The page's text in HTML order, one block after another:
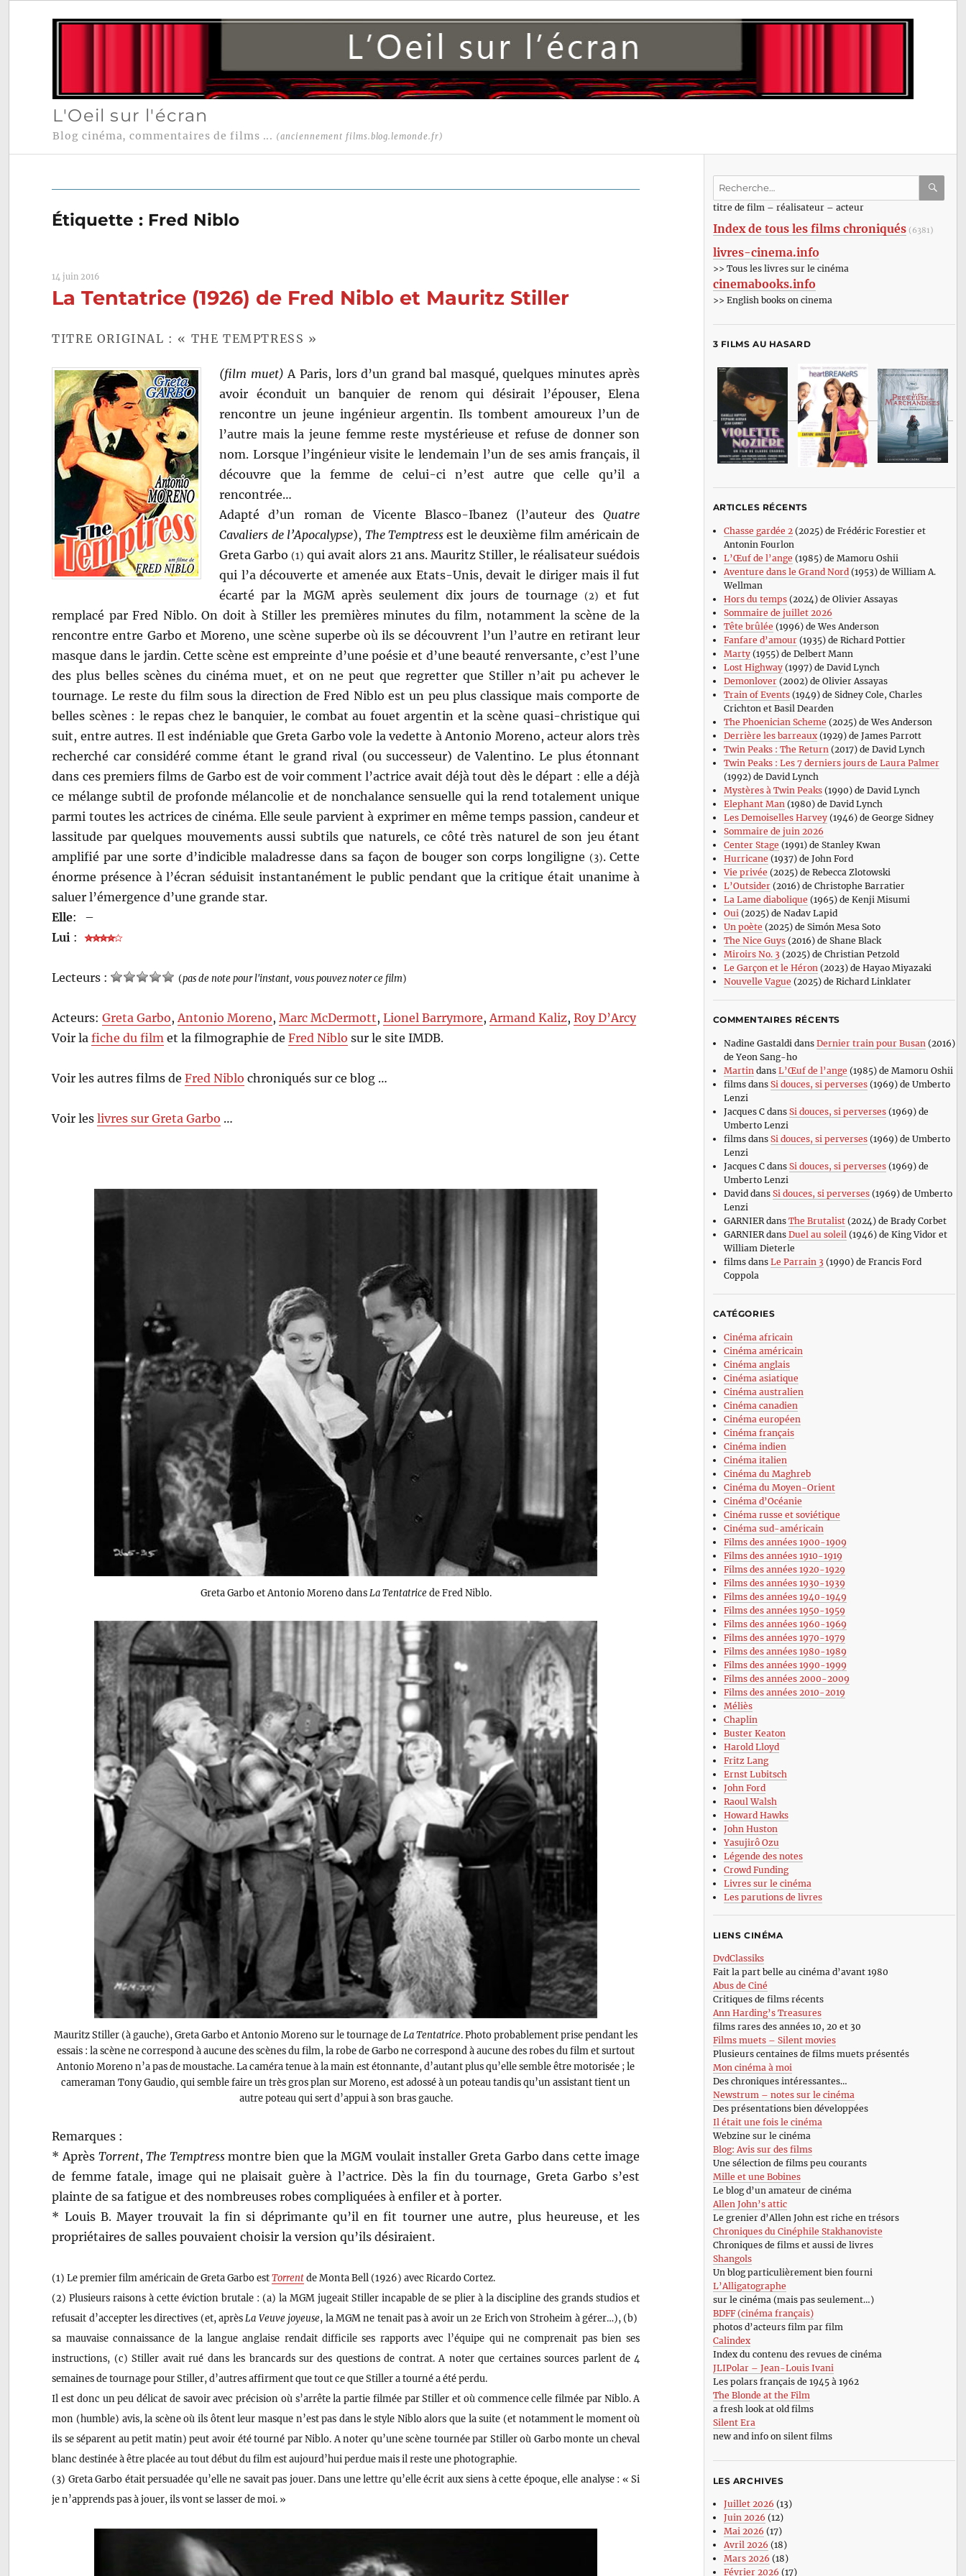
L'Oeil sur l'écran
Blog cinéma, commentaires de films ... (anciennement films.blog.lemonde.fr)
Étiquette : Fred Niblo
14 juin 2016
La Tentatrice (1926) de Fred Niblo et Mauritz Stiller
TITRE ORIGINAL : « THE TEMPTRESS »
(film muet) A Paris, lors d’un grand bal masqué, quelques minutes après
avoir éconduit un banquier de renom qui désirait l’épouser, Elena
rencontre un jeune ingénieur argentin. Ils tombent amoureux l’un de
l’autre mais la jeune femme reste mystérieuse et refuse de donner son
nom. Lorsque l’ingénieur visite le lendemain l’un de ses amis français, il
découvre que la femme de celui-ci n’est autre que celle qu’il a
rencontrée…
Adapté d’un roman de Vicente Blasco-Ibanez (l’auteur desQuatre
Cavaliers de l’Apocalypse), The Temptressest le deuxième film américain de
Greta Garbo(1) qui avait alors 21 ans. Mauritz Stiller, le réalisateur suédois
qui l’a découverte et amenée aux Etats-Unis, devait le diriger mais il fut
écarté par la MGM après seulement dix jours de tournage(2)
et fut
remplacé par Fred Niblo. On doit à Stiller les premières minutes du film, notamment la scène de la
rencontre entre Garbo et Moreno, une scène superbe où ils se découvrent l’un l’autre en retirant leur
masque dans le jardin. Cette scène est empreinte d’une poésie et d’une beauté renversante, c’est l’une
des plus belles scènes du cinéma muet, et on ne peut que regretter que Stiller n’ait pu achever le
tournage. Le reste du film sous la direction de Fred Niblo est un peu plus classique mais comporte de
belles scènes : le repas chez le banquier, le combat au fouet argentin et la scène quasi-christique qui
suit, entre autres. Il est indéniable que Greta Garbo vole la vedette à Antonio Moreno, acteur alors très
recherché car considéré comme étant le grand rival (ou successeur) de Valentino. Le plus étonnant
dans ces premiers films de Garbo est de voir comment l’actrice avait déjà tout dès le départ : elle a déjà
ce mélange subtil de profonde mélancolie et de nonchalance sensuelle qui la rend totalement unique
parmi toutes les actrices de cinéma. Elle seule parvient à exprimer en même temps passion, candeur et
lassitude par quelques mouvements aussi subtils que naturels, ce côté très naturel de son jeu étant
amplifié par une sorte d’indicible maladresse dans sa façon de bouger son corps longiligne (3). Cette
énorme présence à l’écran séduisit instantanément le public pendant que la critique était unanime à
saluer l’émergence d’une grande star.
Elle:
–
Lui :
Lecteurs : (pas de note pour l'instant, vous pouvez noter ce film)
Acteurs:Greta Garbo, Antonio Moreno,Marc McDermott,Lionel Barrymore, Armand Kaliz,Roy D’Arcy
Voir lafiche du film et la filmographie deFred Niblo sur le site IMDB.
Voir les autres films deFred Niblo chroniqués sur ce blog …
Voir leslivres sur Greta Garbo …
Greta Garbo et Antonio Moreno dans La Tentatricede Fred Niblo.
Mauritz Stiller (à gauche), Greta Garbo et Antonio Moreno sur le tournage de La Tentatrice. Photo probablement prise pendant les
essais : la scène ne correspond à aucune des scènes du film, la robe de Garbo ne correspond à aucune des robes du film et surtout
Antonio Moreno n’a pas de moustache. La caméra tenue à la main est étonnante, d’autant plus qu’elle semble être motorisée ; le
cameraman Tony Gaudio, qui semble faire un très gros plan sur Moreno, est adossé à un poteau tandis qu’un assistant tient un
autre poteau qui sert d’appui à son bras gauche.
Remarques :
* Après Torrent,The Temptressmontre bien que la MGM voulait installer Greta Garbo dans cette image
de femme fatale, image qui ne plaisait guère à l’actrice. Dès la fin du tournage, Greta Garbo s’est
plainte de sa fatigue et des nombreuses robes compliquées à enfiler et à porter.
* Louis B. Mayer trouvait la fin si déprimante qu’il en fit tourner une autre, plus heureuse, et les
propriétaires de salles pouvaient choisir la version qu’ils désiraient.
(1) Le premier film américain de Greta Garbo estTorrentde Monta Bell (1926) avec Ricardo Cortez.
(2) Plusieurs raisons à cette éviction brutale : (a) la MGM jugeait Stiller incapable de se plier à la discipline des grands studios et
refusait d’accepter les directives (et, après La Veuve joyeuse, la MGM ne tenait pas à avoir un 2e Erich von Stroheim à gérer…), (b)
sa mauvaise connaissance de la langue anglaise rendait difficile ses rapports avec l’équipe qui ne comprenait pas bien ses
instructions, (c) Stiller avait rué dans les brancards sur des questions de contrat. A noter que certaines sources parlent de 4
semaines de tournage pour Stiller, d’autres affirment que tout ce que Stiller a tourné a été perdu.
Il est donc un peu délicat de savoir avec précision où s’arrête la partie filmée par Stiller et où commence celle filmée par Niblo. A
mon (humble) avis, la scène où ils ôtent leur masque n’est pas dans le style Niblo alors que la suite (et notamment le moment où
ils se séparent au petit matin) peut avoir été tourné par Niblo. A noter qu’une scène tournée par Stiller où Garbo monte un cheval
blanc destinée à être placée au tout début du film est aujourd’hui perdue mais il reste une photographie.
(3) Greta Garbo était persuadée qu’elle ne savait pas jouer. Dans une lettre qu’elle écrit aux siens à cette époque, elle analyse : « Si
je n’apprends pas à jouer, ils vont se lasser de moi. »
Recherche
:titre de film – réalisateur – acteur
Index de tous les films chroniqués (6381)
livres-cinema.info
>> Tous les livres sur le cinéma
cinemabooks.info
>> English books on cinema
3 FILMS AU HASARD
ARTICLES RÉCENTS
Chasse gardée 2(2025) de Frédéric Forestier et
Antonin Fourlon
L’Œuf de l’ange (1985) de Mamoru Oshii
Aventure dans le Grand Nord(1953) de William A.
Wellman
Hors du temps(2024) de Olivier Assayas
Sommaire de juillet 2026
Tête brûlée (1996) de Wes Anderson
Fanfare d’amour(1935) de Richard Pottier
Marty(1955) de Delbert Mann
Lost Highway(1997) de David Lynch
Demonlover(2002) de Olivier Assayas
Train of Events(1949) de Sidney Cole, Charles
Crichton et Basil Dearden
The Phoenician Scheme (2025) de Wes Anderson
Derrière les barreaux(1929) de James Parrott
Twin Peaks : The Return(2017) de David Lynch
Twin Peaks : Les 7 derniers jours de Laura Palmer
(1992) de David Lynch
Mystères à Twin Peaks(1990) de David Lynch
Elephant Man(1980) de David Lynch
Les Demoiselles Harvey(1946) de George Sidney
Sommaire de juin 2026
Center Stage (1991) de Stanley Kwan
Hurricane (1937) de John Ford
Vie privée (2025) de Rebecca Zlotowski
L’Outsider(2016) de Christophe Barratier
La Lame diabolique (1965) de Kenji Misumi
Oui(2025) de Nadav Lapid
Un poète (2025) de Simón Mesa Soto
The Nice Guys(2016) de Shane Black
Miroirs No. 3 (2025) de Christian Petzold
Le Garçon et le Héron(2023) de Hayao Miyazaki
Nouvelle Vague (2025) de Richard Linklater
COMMENTAIRES RÉCENTS
Nadine Gastaldi dans Dernier train pour Busan (2016)
de Yeon Sang-ho
Martin dans L’Œuf de l’ange (1985) de Mamoru Oshii
filmsdans Si douces, si perverses(1969) de Umberto
Lenzi
Jacques Cdans Si douces, si perverses(1969) de
Umberto Lenzi
filmsdans Si douces, si perverses(1969) de Umberto
Lenzi
Jacques Cdans Si douces, si perverses(1969) de
Umberto Lenzi
David dans Si douces, si perverses(1969) de Umberto
Lenzi
GARNIERdans The Brutalist(2024) de Brady Corbet
GARNIERdans Duel au soleil (1946) de King Vidor et
William Dieterle
filmsdans Le Parrain 3 (1990) de Francis Ford
Coppola
CATÉGORIES
Cinéma africain
Cinéma américain
Cinéma anglais
Cinéma asiatique
Cinéma australien
Cinéma canadien
Cinéma européen
Cinéma français
Cinéma indien
Cinéma italien
Cinéma du Maghreb
Cinéma du Moyen-Orient
Cinéma d’Océanie
Cinéma russe et soviétique
Cinéma sud-américain
Films des années 1900-1909
Films des années 1910-1919
Films des années 1920-1929
Films des années 1930-1939
Films des années 1940-1949
Films des années 1950-1959
Films des années 1960-1969
Films des années 1970-1979
Films des années 1980-1989
Films des années 1990-1999
Films des années 2000-2009
Films des années 2010-2019
Méliès
Chaplin
Buster Keaton
Harold Lloyd
Fritz Lang
Ernst Lubitsch
John Ford
Raoul Walsh
Howard Hawks
John Huston
Yasujirô Ozu
Légende des notes
Crowd Funding
Livres sur le cinéma
Les parutions de livres
LIENS CINÉMA
DvdClassiks
Fait la part belle au cinéma d’avant 1980
Abus de Ciné
Critiques de films récents
Ann Harding’s Treasures
films rares des années 10, 20 et 30
Films muets – Silent movies
Plusieurs centaines de films muets présentés
Mon cinéma à moi
Des chroniques intéressantes…
Newstrum – notes sur le cinéma
Des présentations bien développées
Il était une fois le cinéma
Webzine sur le cinéma
Blog: Avis sur des films
Une sélection de films peu courants
Mille et une Bobines
Le blog d’un amateur de cinéma
Allen John’s attic
Le grenier d’Allen John est riche en trésors
Chroniques du Cinéphile Stakhanoviste
Chroniques de films et aussi de livres
Shangols
Un blog particulièrement bien fourni
L’Alligatographe
sur le cinéma (mais pas seulement…)
BDFF (cinéma français)
photos d’acteurs film par film
Calindex
Index du contenu des revues de cinéma
JLIPolar – Jean-Louis Ivani
Les polars français de 1945 à 1962
The Blonde at the Film
a fresh look at old films
Silent Era
new and info on silent films
LES ARCHIVES
Juillet 2026 (13)
Juin 2026 (12)
Mai 2026 (17)
Avril 2026 (18)
Mars 2026 (18)
Février 2026 (17)